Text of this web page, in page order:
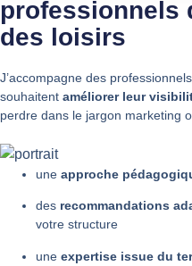
professionnels
des loisirs
J’accompagne des
souhaitent améliorer leur
perdre dans le jargon marketing
une approche
des recommandations
votre structure
une expertise issue du